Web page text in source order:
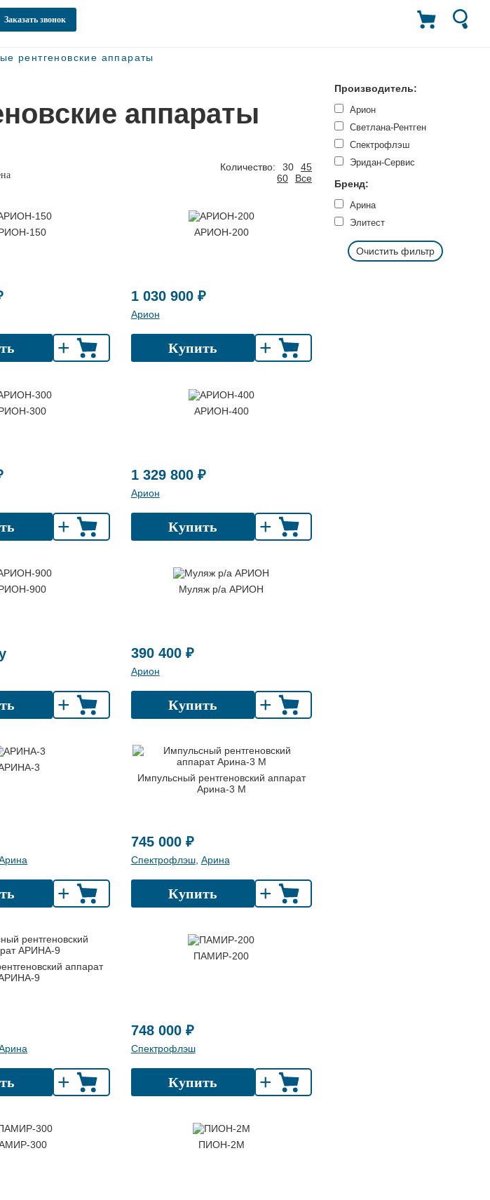
Заказать звонок
рентгеновские аппараты
Производитель:
Арион
Светлана-Рентген
Спектрофлэш
Эридан-Сервис
Бренд:
Арина
Элитест
Очистить фильтр
аппараты
Количество: 30
45
60
Все
150
+
АРИОН-200
1 030 900 ₽
Арион
Купить +
300
+
АРИОН-400
1 329 800 ₽
Арион
Купить +
900
+
Муляж р/а АРИОН
390 400 ₽
Арион
Купить +
3
+
Импульсный рентгеновский аппарат
Арина-3 М
745 000 ₽
Спектрофлэш, Арина
Купить +
аппарат
9
+
ПАМИР-200
748 000 ₽
Спектрофлэш
Купить +
300 ПИОН-2М